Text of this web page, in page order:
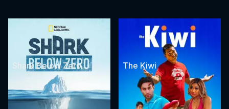
Shark Below Zero The Kiwi